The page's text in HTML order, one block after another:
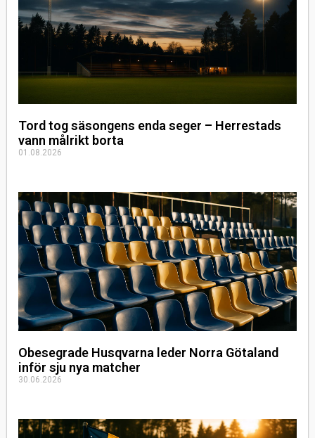
Tord tog säsongens enda seger – Herrestads
vann målrikt borta
01.08.2026
Obesegrade Husqvarna leder Norra Götaland
inför sju nya matcher
30.06.2026